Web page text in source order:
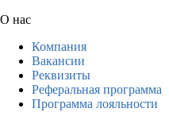
О нас
Компания
Вакансии
Реквизиты
Реферальная программа
Программа лояльности